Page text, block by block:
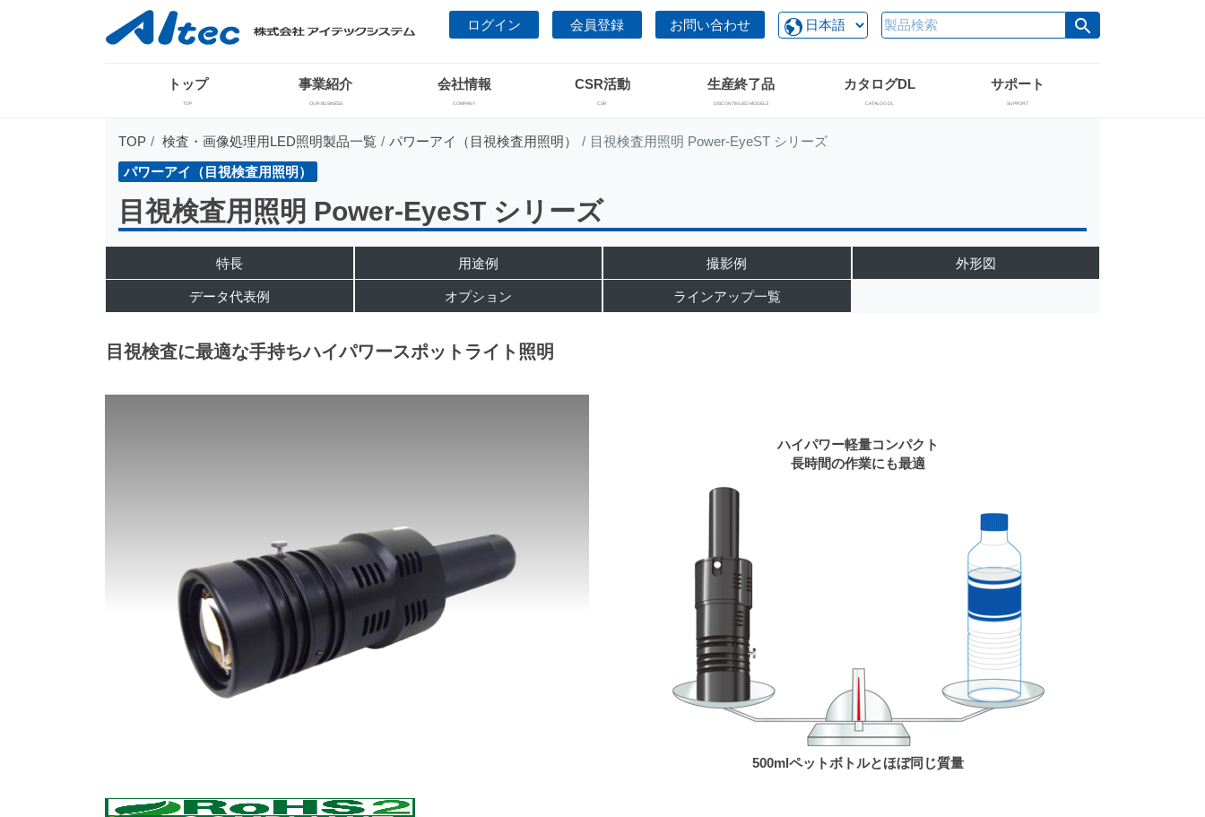
ログイン 会員登録 お問い合わせ search
トップ
TOP
事業紹介
OUR BUSINESS
会社情報
COMPANY
CSR活動
CSR
生産終了品
DISCONTINUED MODELS
カタログDL
CATALOG DL
サポート
SUPPORT
TOP 検査・画像処理用LED照明製品一覧 パワーアイ（目視検査用照明）
目視検査用照明 Power-EyeST シリーズ
パワーアイ（目視検査用照明）
目視検査用照明 Power-EyeST シリーズ
特長 用途例 撮影例 外形図
データ代表例 オプション ラインアップ一覧
目視検査に最適な手持ちハイパワースポットライト照明
ハイパワー軽量コンパクト
長時間の作業にも最適
500mlペットボトルとほぼ同じ質量